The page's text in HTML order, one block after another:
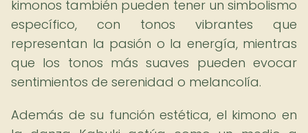
kimonos también pueden tener un simbolismo
específico, con tonos vibrantes que
representan la pasión o la energía, mientras
que los tonos más suaves pueden evocar
sentimientos de serenidad o melancolía.
Además de su función estética, el kimono en